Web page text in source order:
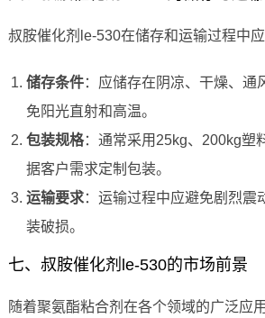
叔胺催化剂le-530在储存和运输过程中应
储存条件：应储存在阴凉、干燥、通
免阳光直射和高温。
包装规格：通常采用25kg、200kg塑
据客户需求定制包装。
运输要求：运输过程中应避免剧烈震
装破损。
七、叔胺催化剂le-530的市场前景
随着聚氨酯粘合剂在各个领域的广泛应